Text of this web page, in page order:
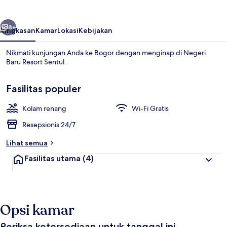
Berikutnya
8+
RingkasanKamarLokasiKebijakan
Nikmati kunjungan Anda ke Bogor dengan menginap di Negeri
Baru Resort Sentul.
Fasilitas populer
Kolam renang
Wi-Fi Gratis
Resepsionis 24/7
Lihat semua
Fasilitas utama (4)
Opsi kamar